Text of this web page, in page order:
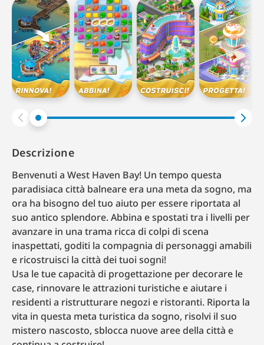
Descrizione
Benvenuti a West Haven Bay! Un tempo questa
paradisiaca città balneare era una meta da sogno, ma
ora ha bisogno del tuo aiuto per essere riportata al
suo antico splendore. Abbina e spostati tra i livelli per
avanzare in una trama ricca di colpi di scena
inaspettati, goditi la compagnia di personaggi amabili
e ricostruisci la città dei tuoi sogni!
Usa le tue capacità di progettazione per decorare le
case, rinnovare le attrazioni turistiche e aiutare i
residenti a ristrutturare negozi e ristoranti. Riporta la
vita in questa meta turistica da sogno, risolvi il suo
mistero nascosto, sblocca nuove aree della città e